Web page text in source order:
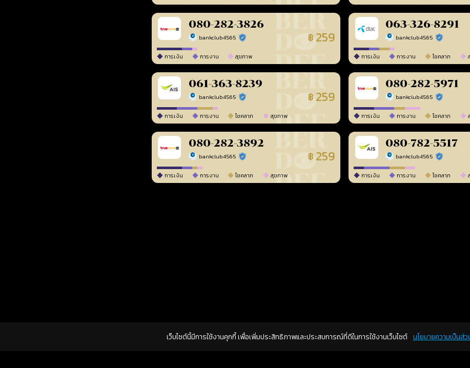
080-282-3826
bankclub4565 ร้านยืนยันแล้ว ฿ 259
การเงิน การงาน สุขภาพ
063-326-8291
bankclub4565 ร้านยืนยันแล้ว
การเงิน การงาน โชคลาภ
061-363-8239
bankclub4565 ร้านยืนยันแล้ว ฿ 259
การเงิน การงาน โชคลาภ สุขภาพ
080-282-5971
bankclub4565 ร้านยืนยันแล้ว
การเงิน การงาน โชคลาภ
080-282-3892
bankclub4565 ร้านยืนยันแล้ว ฿ 259
การเงิน การงาน โชคลาภ สุขภาพ
080-782-5517
bankclub4565 ร้านยืนยันแล้ว
การเงิน การงาน โชคลาภ
เว็บไซต์นี้มีการใช้งานคุกกี้ เพื่อเพิ่มประสิทธิภาพและประสบการณ์ที่ดีในการใช้งานเว็บไซต์ นโยบายความเป็นส่